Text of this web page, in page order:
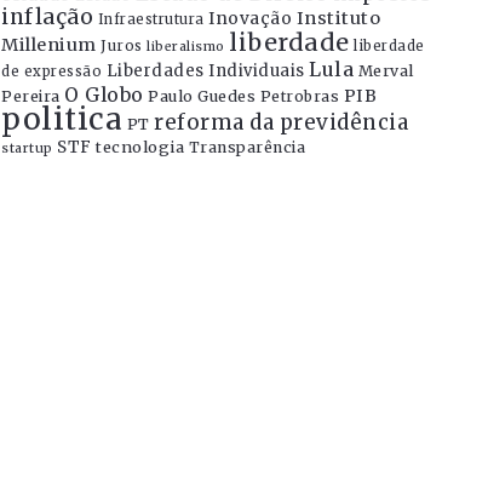
inflação Infraestrutura Inovação Instituto
Millenium Juros liberalismo liberdade liberdade
de expressão Liberdades Individuais Lula Merval
Pereira O Globo Paulo Guedes Petrobras PIB
politica PT reforma da previdência
startup STF tecnologia Transparência